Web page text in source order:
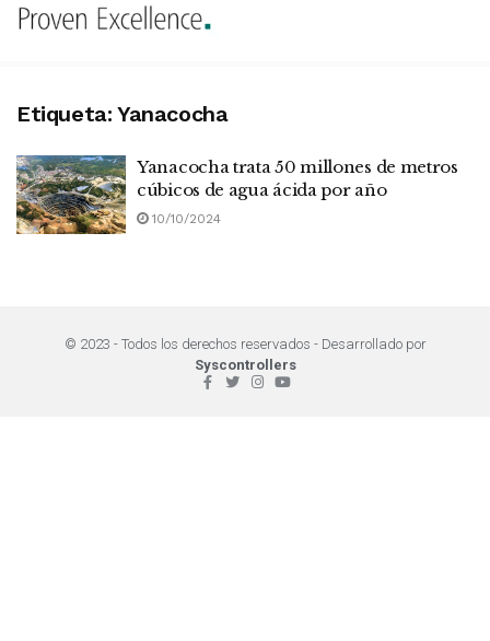
Etiqueta: Yanacocha
Yanacocha trata 50 millones de metros
cúbicos de agua ácida por año
10/10/2024
© 2023 - Todos los derechos reservados - Desarrollado por
Syscontrollers